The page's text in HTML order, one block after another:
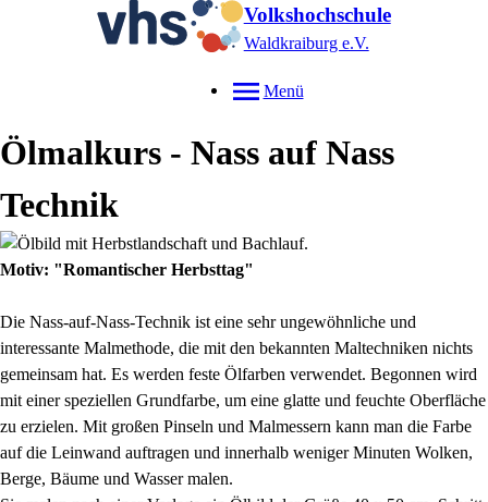
Volkshochschule
Waldkraiburg e.V.
Menü
Ölmalkurs - Nass auf Nass
Technik
Motiv: "Romantischer Herbsttag"
Die Nass-auf-Nass-Technik ist eine sehr ungewöhnliche und
interessante Malmethode, die mit den bekannten Maltechniken nichts
gemeinsam hat. Es werden feste Ölfarben verwendet. Begonnen wird
mit einer speziellen Grundfarbe, um eine glatte und feuchte Oberfläche
zu erzielen. Mit großen Pinseln und Malmessern kann man die Farbe
auf die Leinwand auftragen und innerhalb weniger Minuten Wolken,
Berge, Bäume und Wasser malen.